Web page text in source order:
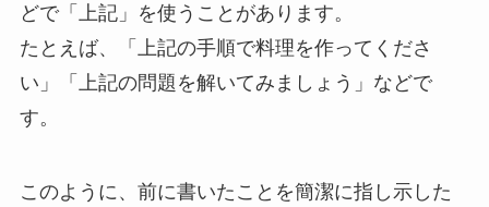
どで「上記」を使うことがあります。
たとえば、「上記の手順で料理を作ってくださ
い」「上記の問題を解いてみましょう」などで
す。
このように、前に書いたことを簡潔に指し示した